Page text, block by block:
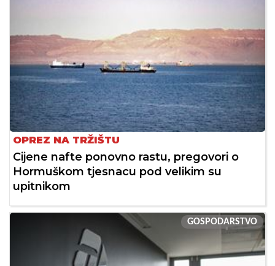
OPREZ NA TRŽIŠTU
Cijene nafte ponovno rastu, pregovori o
Hormuškom tjesnacu pod velikim su
upitnikom
GOSPODARSTVO